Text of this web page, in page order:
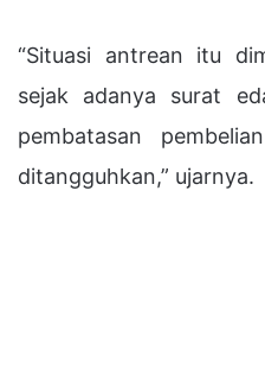
“Situasi antrean itu
sejak adanya surat
pembatasan
ditangguhkan,” ujarnya.